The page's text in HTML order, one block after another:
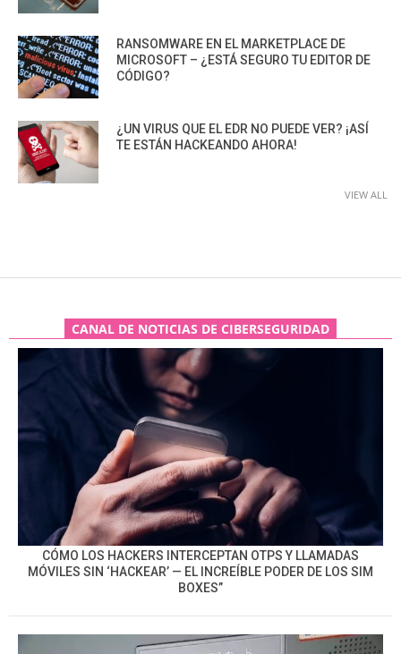
RANSOMWARE EN EL MARKETPLACE DE
MICROSOFT – ¿ESTÁ SEGURO TU EDITOR DE
CÓDIGO?
¿UN VIRUS QUE EL EDR NO PUEDE VER? ¡ASÍ
TE ESTÁN HACKEANDO AHORA!
VIEW ALL
CANAL DE NOTICIAS DE CIBERSEGURIDAD
CÓMO LOS HACKERS INTERCEPTAN OTPS Y LLAMADAS
MÓVILES SIN ‘HACKEAR’ — EL INCREÍBLE PODER DE LOS SIM
BOXES”